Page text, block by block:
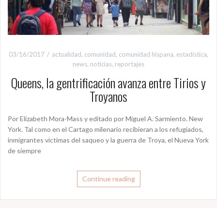
03/16/2017 actualidad, comunidad, comunidad hispana, estadística,
news, noticias, reportajes
Queens, la gentrificación avanza entre Tirios y
Troyanos
Por Elizabeth Mora-Mass y editado por Miguel A. Sarmiento. New
York. Tal como en el Cartago milenario recibieran a los refugiados,
inmigrantes víctimas del saqueo y la guerra de Troya, el Nueva York
de siempre
Continue reading